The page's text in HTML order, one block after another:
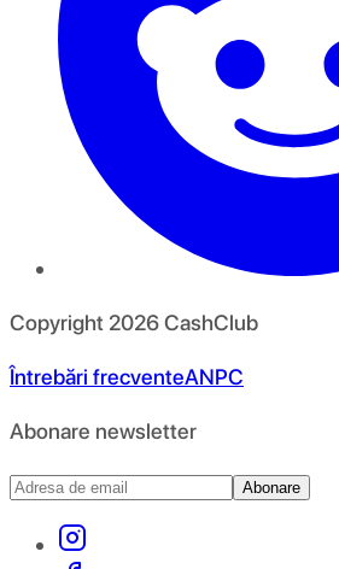
Copyright 2026CashClub
Întrebări frecventeANPC
Abonare newsletter
Abonare